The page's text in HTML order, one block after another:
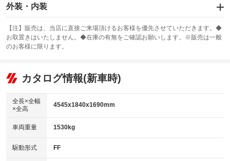
エアバッグ：運転席/助手席/サイド
：装備あり
：装備なし
サンルーフ
：装備なし ABS
リフトアップ
：装備なし
：装備なし
パワーウィンドウ
アイドリングストップ
：装備あり
USB入力端子
：装備なし
外装・内装
カーナビ：メモリーナビ他
：装備あり
TV：フルセグ
：装備あり
ビジュアル
：装備なし
：装備あり
革シート
キーレス
HID(キセノンライト)
：装備なし
【注】販売は、当店に直接ご来場頂けるお客様を優先させていただきます。◆
お取置きはいたしません。◆在庫の有無をご確認お願いします。※販売は一般
のお客様に限ります。
カタログ情報(新車時)
全長×全幅
×全高
4545x1840x1690mm
車両重量 1530kg
駆動形式 FF